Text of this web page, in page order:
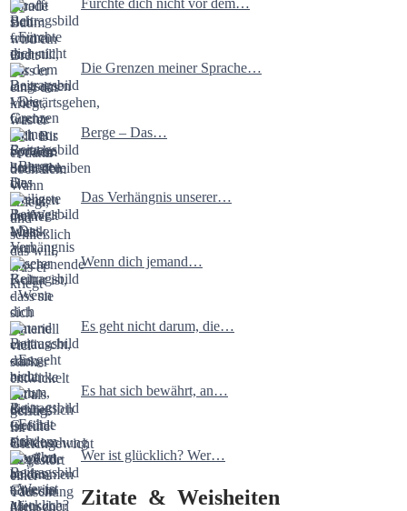
Fürchte dich nicht vor dem…
Die Grenzen meiner Sprache…
Berge – Das…
Das Verhängnis unserer…
Wenn dich jemand…
Es geht nicht darum, die…
Es hat sich bewährt, an…
Wer ist glücklich? Wer…
Zitate & Weisheiten